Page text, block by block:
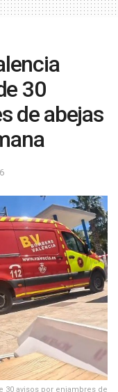
30
de abejas
30 avisos por enjambres de